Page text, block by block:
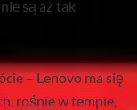
są aż tak
– Lenovo ma się
rośnie w tempie,